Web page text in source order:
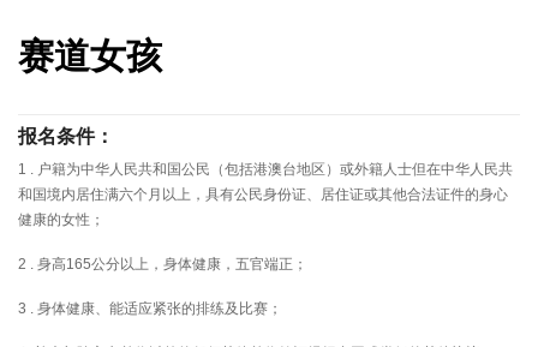
赛道女孩
报名条件：
1 . 户籍为中华人民共和国公民（包括港澳台地区）或外籍人士但在中华人民共
和国境内居住满六个月以上，具有公民身份证、居住证或其他合法证件的身心
健康的女性；
2 . 身高165公分以上，身体健康，五官端正；
3 . 身体健康、能适应紧张的排练及比赛；